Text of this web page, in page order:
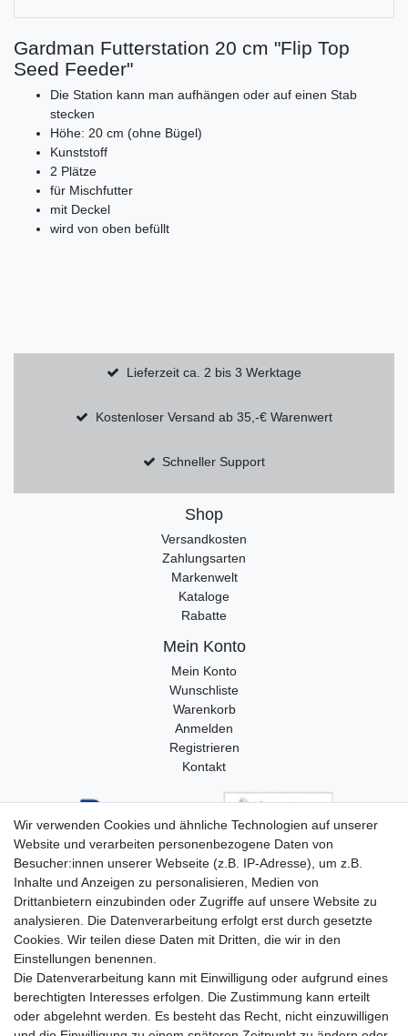
Gardman Futterstation 20 cm "Flip Top
Seed Feeder"
Die Station kann man aufhängen oder auf einen Stab
stecken
Höhe: 20 cm (ohne Bügel)
Kunststoff
2 Plätze
für Mischfutter
mit Deckel
wird von oben befüllt
Lieferzeit ca. 2 bis 3 Werktage
Kostenloser Versand ab 35,-€ Warenwert
Schneller Support
Shop
Versandkosten
Zahlungsarten
Markenwelt
Kataloge
Rabatte
Mein Konto
Mein Konto
Wunschliste
Warenkorb
Anmelden
Registrieren
Kontakt
Wir verwenden Cookies und ähnliche Technologien auf unserer
Website und verarbeiten personenbezogene Daten von
Besucher:innen unserer Webseite (z.B. IP-Adresse), um z.B.
Inhalte und Anzeigen zu personalisieren, Medien von
Drittanbietern einzubinden oder Zugriffe auf unsere Website zu
analysieren. Die Datenverarbeitung erfolgt erst durch gesetzte
Cookies. Wir teilen diese Daten mit Dritten, die wir in den
Einstellungen benennen.
Die Datenverarbeitung kann mit Einwilligung oder aufgrund eines
berechtigten Interesses erfolgen. Die Zustimmung kann erteilt
oder abgelehnt werden. Es besteht das Recht, nicht einzuwilligen